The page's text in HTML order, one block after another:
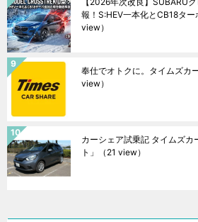
報！S:HEV一本化とCB18タ
view）
奉仕でオトクに。タイムズカ
view）
カーシェア試乗記 タイムズカ
ト」
（21 view）